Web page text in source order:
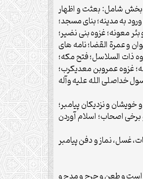
اين بخش شامل: بعثت و اظهار
به مدينه؛ بناى مسجد؛
معونه؛ غزوه بنى نضير؛
و عمرة القضا؛ نامه هاى
ذات السلاسل؛ فتح مكه؛
غزوه عمروبن معديكرب؛
خداصلى الله عليه وآله
و خويشان و نزديكان پيامبر؛
اصحاب؛ اسلام آوردن
وفات، غسل، نماز و دفن پيامبر